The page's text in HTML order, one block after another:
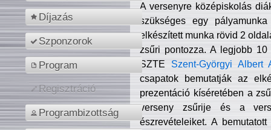
Díjazás
Szponzorok
Program
Regisztráció
Programbizottság
A versenyre középiskolás
szükséges egy
elkészített munka rövid 2
zsűri pontozza. A legjobb
SZTE Szent-Györgyi Albert
csapatok bemutatják az
prezentáció kíséretében a
verseny zsűrije és a
észrevételeiket. A